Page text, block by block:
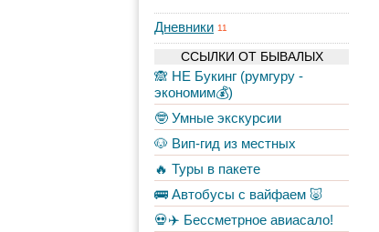
Дневники 11
ССЫЛКИ ОТ БЫВАЛЫХ
🙈 НЕ Букинг (румгуру -
экономим💰)
🤓 Умные экскурсии
🐶 Вип-гид из местных
🔥 Туры в пакете
🚌 Автобусы с вайфаем 🐷
💀✈️ Бессметрное авиасало!